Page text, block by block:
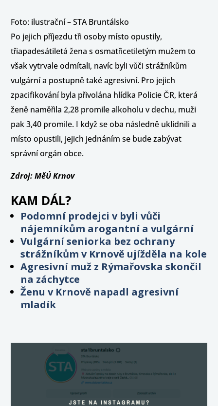
Foto: ilustrační – STA Bruntálsko
Po jejich příjezdu tři osoby místo opustily,
třiapadesátiletá žena s osmatřicetiletým mužem to
však vytrvale odmítali, navíc byli vůči strážníkům
vulgární a postupně také agresivní. Pro jejich
zpacifikování byla přivolána hlídka Policie ČR, která
ženě naměřila 2,28 promile alkoholu v dechu, muži
pak 3,40 promile. I když se oba následně uklidnili a
místo opustili, jejich jednáním se bude zabývat
správní orgán obce.
Zdroj: MěÚ Krnov
KAM DÁL?
Podomní prodejci v byli vůči
nájemníkům arogantní a vulgární
Vulgární seniorka bez ochrany
strážníkům v Krnově ujížděla na kole
Agresivní muž z Rýmařovska skončil
na záchytce
Ženu v Krnově napadl agresivní
mladík